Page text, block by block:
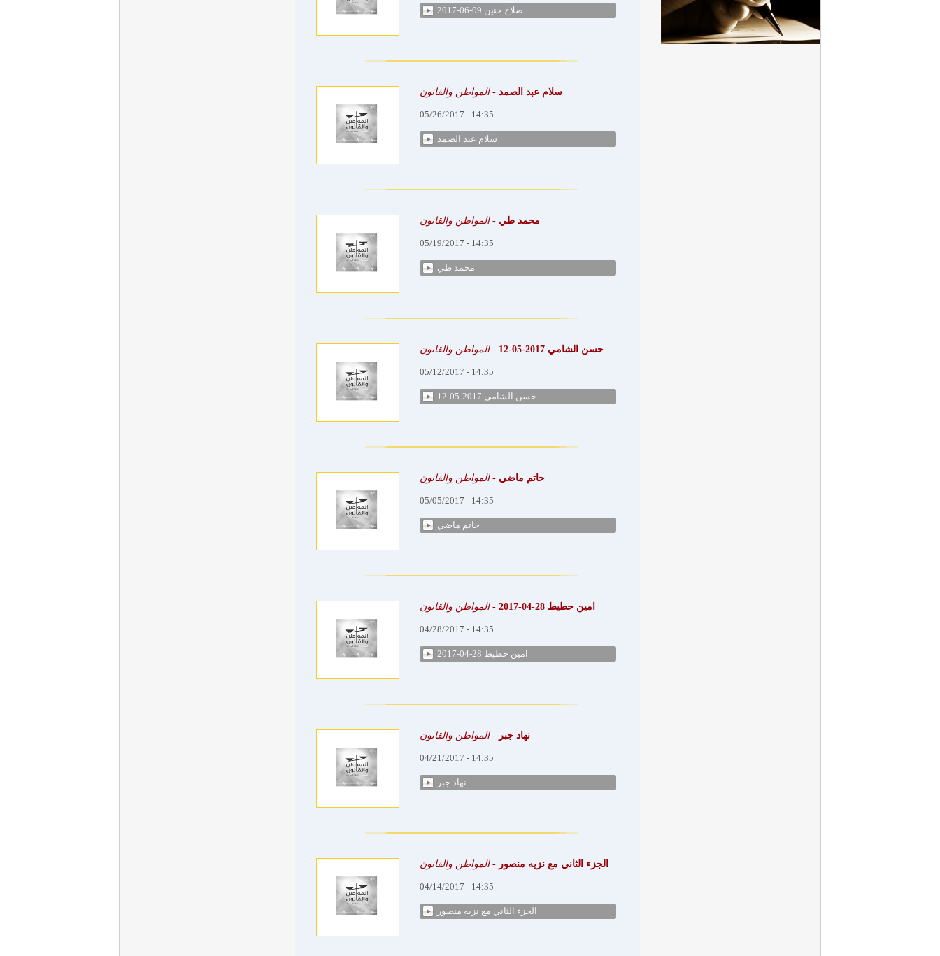
صلاح حنين 09-06-2017
سلام عبد الصمد -المواطن والقانون
05/26/2017 - 14:35
سلام عبد الصمد
محمد طي -المواطن والقانون
05/19/2017 - 14:35
محمد طي
حسن الشامي 2017-05-12 -المواطن والقانون
05/12/2017 - 14:35
حسن الشامي 2017-05-12
حاتم ماضي -المواطن والقانون
05/05/2017 - 14:35
حاتم ماضي
امين حطيط 28-04-2017 -المواطن والقانون
04/28/2017 - 14:35
امين حطيط 28-04-2017
نهاد جبر -المواطن والقانون
04/21/2017 - 14:35
نهاد جبر
الجزء الثاني مع نزيه منصور -المواطن والقانون
04/14/2017 - 14:35
الجزء الثاني مع نزيه منصور